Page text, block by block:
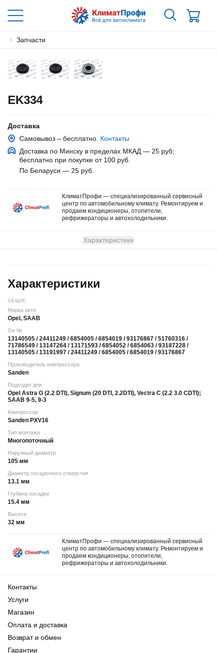
Запчасти
EK334
Доставка
Самовывоз – бесплатно. Контакты
Доставка по Минску в пределах МКАД — 25 руб;
бесплатно при покупке от 100 руб.
По Беларуси — 25 руб
КлиматПрофи — специализированный сервисный
центр по автомобильному климату. Ремонтируем и
продаем кондиционеры, отопители,
рефрижераторы и автохолодильники.
Характеристики
Характеристики
ОБЩИЕ
Марка авто
Opel, SAAB
Oe №
13140505 / 24411249 / 6854005 / 6854019 / 93176867 / 51760316 /
71786549 / 13147264 / 13171593 / 6854052 / 6854063 / 93187228 /
13140505 / 13191997 / 24411249 / 6854005 / 6854019 / 93176867
Производитель компрессора
Sanden
Подходит для
Opel Astra G (2.2 DTI), Signum (20 DTI, 2.2DTI), Vectra C (2.2 3.0 CDTI);
SAAB 9-5, 9-3
Компрессор
Sanden PXV16
Тип монтажа
Многопоточный
Наружный диаметр
105 мм
Диаметр посадочного отверстия
13.1 мм
Глубина посадки
15.4 мм
Высота
32 мм
КлиматПрофи — специализированный сервисный
центр по автомобильному климату. Ремонтируем и
продаем кондиционеры, отопители,
рефрижераторы и автохолодильники.
Контакты
Услуги
Магазин
Оплата и доставка
Возврат и обмен
Гарантии